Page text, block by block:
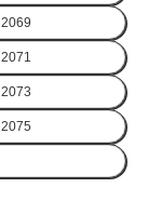
2069
2071
2073
2075